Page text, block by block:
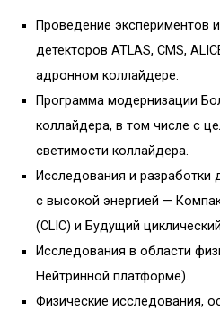
Проведение экспериментов
детекторов ATLAS, CMS,
адронном коллайдере.
Программа модернизации
коллайдера, в том числе с
светимости коллайдера.
Исследования и
с высокой энергией —
(CLIC) и Будущий
Исследования в области
Нейтринной платформе).
Физические исследования,